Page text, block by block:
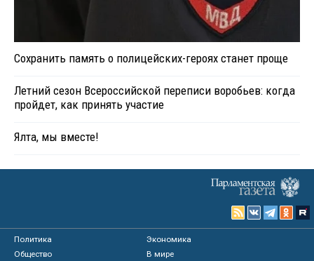
Сохранить память о полицейских-героях станет проще
Летний сезон Всероссийской переписи воробьев: когда
пройдет, как принять участие
Ялта, мы вместе!
Политика
Экономика
Общество
В мире